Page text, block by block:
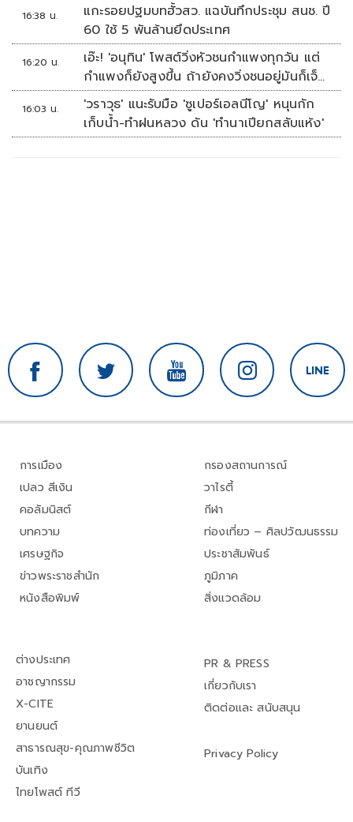
16:38 น.
แกะรอยปฐมบทฮั้วสว. แฉบันทึกประชุม สนช. ปี
60 ใช้ 5 พันล้านยึดประเทศ
16:20 น.
เอ๊ะ! 'อนุทิน' โพสต์วิ่งหัวชนกำแพงทุกวัน แต่
กำแพงก็ยังสูงขึ้น ถ้ายังคงวิ่งชนอยู่มันก็เจ็บ
หัวอีก
16:03 น.
'วราวุธ' แนะรับมือ 'ซูเปอร์เอลนีโญ' หนุนกัก
เก็บน้ำ-ทำฝนหลวง ดัน 'ทำนาเปียกสลับแห้ง'
การเมือง
เปลว สีเงิน
คอลัมนิสต์
บทความ
เศรษฐกิจ
ข่าวพระราชสำนัก
หนังสือพิมพ์
กรองสถานการณ์
วาไรตี้
กีฬา
ท่องเที่ยว – ศิลปวัฒนธรรม
ประชาสัมพันธ์
ภูมิภาค
สิ่งแวดล้อม
ต่างประเทศ
อาชญากรรม
X-CITE
ยานยนต์
สาธารณสุข-คุณภาพชีวิต
บันเทิง
ไทยโพสต์ ทีวี
PR & PRESS
เกี่ยวกับเรา
ติดต่อและ สนับสนุน
Privacy Policy